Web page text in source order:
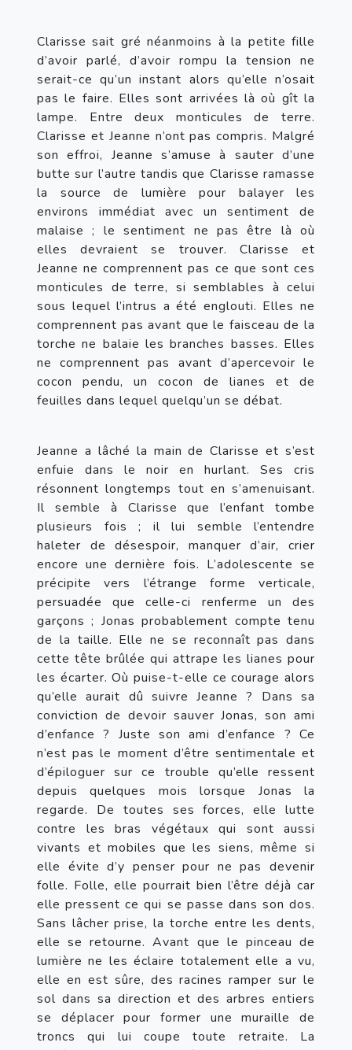
Clarisse sait gré néanmoins à la petite fille
d’avoir parlé, d’avoir rompu la tension ne
serait-ce qu’un instant alors qu’elle n’osait
pas le faire. Elles sont arrivées là où gît la
lampe. Entre deux monticules de terre.
Clarisse et Jeanne n’ont pas compris. Malgré
son effroi, Jeanne s’amuse à sauter d’une
butte sur l’autre tandis que Clarisse ramasse
la source de lumière pour balayer les
environs immédiat avec un sentiment de
malaise ; le sentiment ne pas être là où
elles devraient se trouver. Clarisse et
Jeanne ne comprennent pas ce que sont ces
monticules de terre, si semblables à celui
sous lequel l’intrus a été englouti. Elles ne
comprennent pas avant que le faisceau de la
torche ne balaie les branches basses. Elles
ne comprennent pas avant d’apercevoir le
cocon pendu, un cocon de lianes et de
feuilles dans lequel quelqu’un se débat.
Jeanne a lâché la main de Clarisse et s’est
enfuie dans le noir en hurlant. Ses cris
résonnent longtemps tout en s’amenuisant.
Il semble à Clarisse que l’enfant tombe
plusieurs fois ; il lui semble l’entendre
haleter de désespoir, manquer d’air, crier
encore une dernière fois. L’adolescente se
précipite vers l’étrange forme verticale,
persuadée que celle-ci renferme un des
garçons ; Jonas probablement compte tenu
de la taille. Elle ne se reconnaît pas dans
cette tête brûlée qui attrape les lianes pour
les écarter. Où puise-t-elle ce courage alors
qu’elle aurait dû suivre Jeanne ? Dans sa
conviction de devoir sauver Jonas, son ami
d’enfance ? Juste son ami d’enfance ? Ce
n’est pas le moment d’être sentimentale et
d’épiloguer sur ce trouble qu’elle ressent
depuis quelques mois lorsque Jonas la
regarde. De toutes ses forces, elle lutte
contre les bras végétaux qui sont aussi
vivants et mobiles que les siens, même si
elle évite d’y penser pour ne pas devenir
folle. Folle, elle pourrait bien l’être déjà car
elle pressent ce qui se passe dans son dos.
Sans lâcher prise, la torche entre les dents,
elle se retourne. Avant que le pinceau de
lumière ne les éclaire totalement elle a vu,
elle en est sûre, des racines ramper sur le
sol dans sa direction et des arbres entiers
se déplacer pour former une muraille de
troncs qui lui coupe toute retraite. La